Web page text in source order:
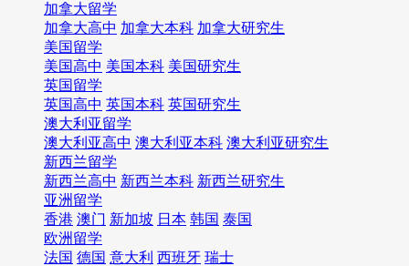
加拿大留学
加拿大高中 加拿大本科 加拿大研究生
美国留学
美国高中 美国本科 美国研究生
英国留学
英国高中 英国本科 英国研究生
澳大利亚留学
澳大利亚高中 澳大利亚本科 澳大利亚研究生
新西兰留学
新西兰高中 新西兰本科 新西兰研究生
亚洲留学
香港 澳门 新加坡 日本 韩国 泰国
欧洲留学
法国 德国 意大利 西班牙 瑞士